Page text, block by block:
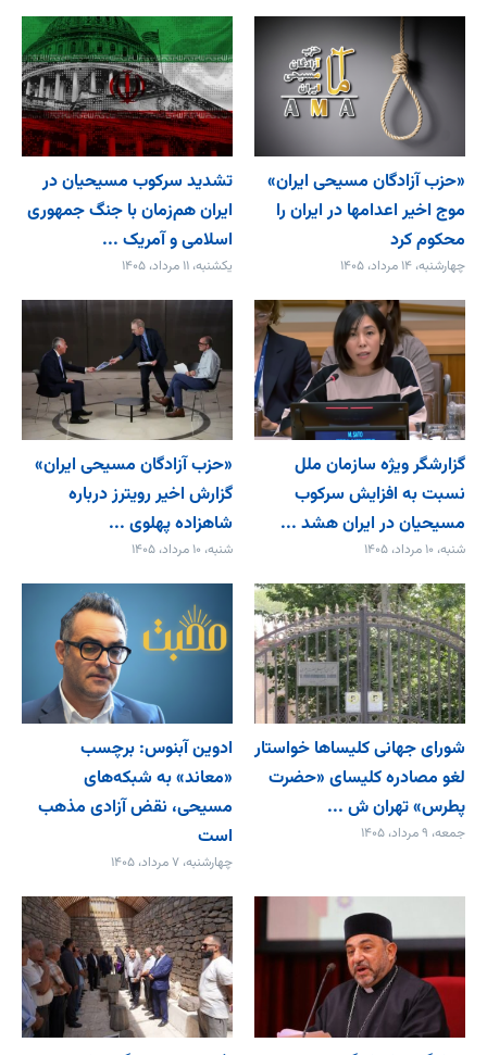
«حزب آزادگان مسیحی ایران»
موج اخیر اعدامها در ایران را
محکوم کرد
چهارشنبه، ۱۴ مرداد، ۱۴۰۵
تشدید سرکوب مسیحیان در
ایران هم‌زمان با جنگ جمهوری
اسلامی و آمریک ...
یکشنبه، ۱۱ مرداد، ۱۴۰۵
گزارشگر ویژه سازمان ملل
نسبت به افزایش سرکوب
مسیحیان در ایران هشد ...
شنبه، ۱۰ مرداد، ۱۴۰۵
«حزب آزادگان مسیحی ایران»
گزارش اخیر رویترز درباره
شاهزاده پهلوی ...
شنبه، ۱۰ مرداد، ۱۴۰۵
شورای جهانی کلیساها خواستار
لغو مصادره کلیسای «حضرت
پطرس» تهران ش ...
جمعه، ۹ مرداد، ۱۴۰۵
ادوین آبنوس: برچسب
«معاند» به شبکه‌های
مسیحی، نقض آزادی مذهب
است
چهارشنبه، ۷ مرداد، ۱۴۰۵